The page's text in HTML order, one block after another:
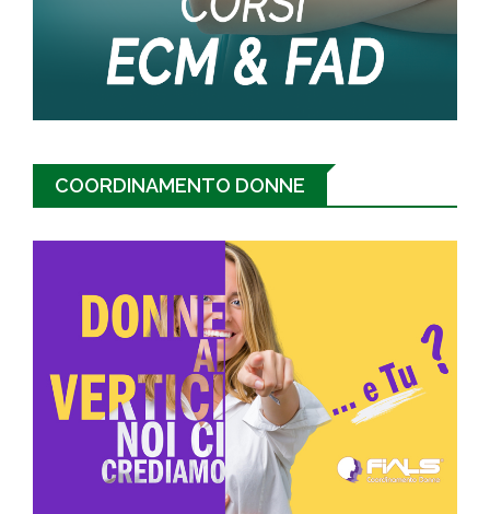
COORDINAMENTO DONNE